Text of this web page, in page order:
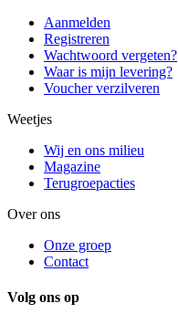
Aanmelden
Registreren
Wachtwoord vergeten?
Waar is mijn levering?
Voucher verzilveren
Weetjes
Wij en ons milieu
Magazine
Terugroepacties
Over ons
Onze groep
Contact
Volg ons op